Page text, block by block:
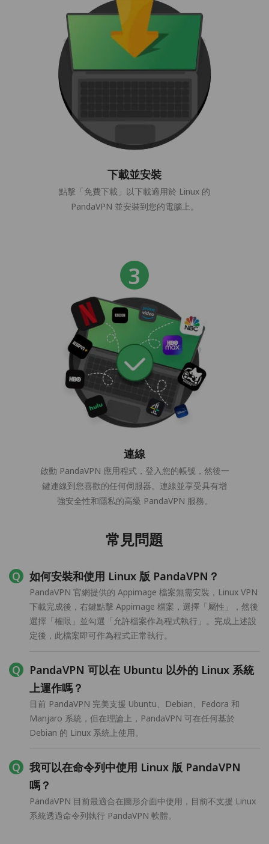
下載並安裝
點擊「免費下載」以下載適用於 Linux 的
PandaVPN 並安裝到您的電腦上。
連線
啟動 PandaVPN 應用程式，登入您的帳號，然後一
鍵連線到您喜歡的任何伺服器。連線並享受具有增
強安全性和隱私的高級 PandaVPN 服務。
常見問題
如何安裝和使用 Linux 版 PandaVPN？
PandaVPN 官網提供的 Appimage 檔案無需安裝，Linux VPN
下載完成後，右鍵點擊 Appimage 檔案，選擇「屬性」，然後
選擇「權限」並勾選「允許檔案作為程式執行」。完成上述設
定後，此檔案即可作為程式正常執行。
PandaVPN 可以在 Ubuntu 以外的 Linux 系統
上運作嗎？
目前 PandaVPN 完美支援 Ubuntu、Debian、Fedora 和
Manjaro 系統，但在理論上，PandaVPN 可在任何基於
Debian 的 Linux 系統上使用。
我可以在命令列中使用 Linux 版 PandaVPN
嗎？
PandaVPN 目前最適合在圖形介面中使用，目前不支援 Linux
系統透過命令列執行 PandaVPN 軟體。